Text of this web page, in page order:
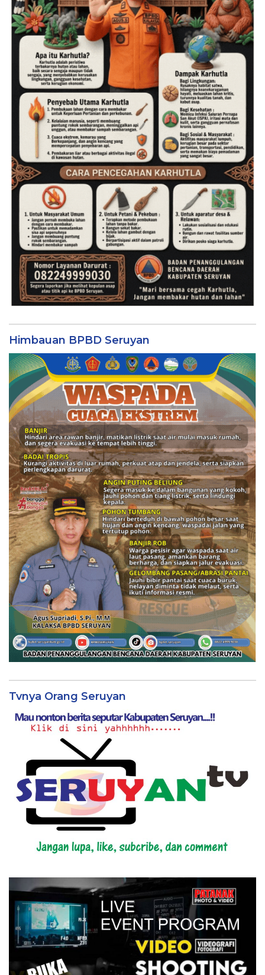
Himbauan BPBD Seruyan
Tvnya Orang Seruyan